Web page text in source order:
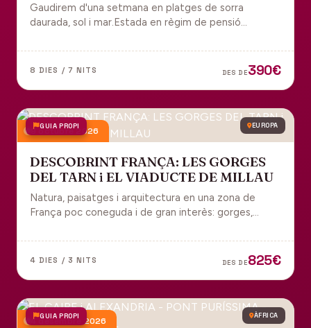
Gaudirem d'una setmana en platges de sorra
daurada, sol i mar.Estada en règim de pensió
8 DIES / 7 NITS DES DE390€
GUIA PROPI EUROPA
9 octubre 2026
DESCOBRINT FRANÇA: LES GORGES
DEL TARN i EL VIADUCTE DE MILLAU
Natura, paisatges i arquitectura en una zona de
França poc coneguda i de gran interès: gorges,
de Millau.
4 DIES / 3 NITS DES DE825€
GUIA PROPI ÀFRICA
4 desembre 2026